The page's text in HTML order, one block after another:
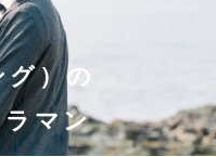
グ）の
ラマン